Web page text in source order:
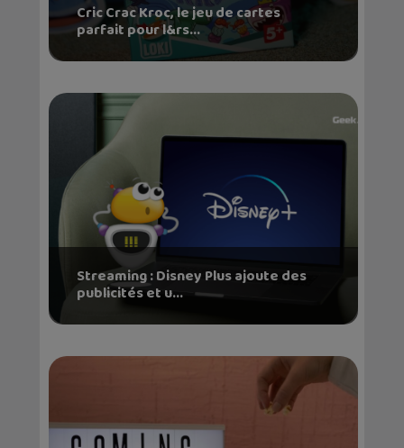
Cric Crac Kroc, le jeu de cartes
parfait pour l&rs...
Streaming : Disney Plus ajoute des
publicités et u...